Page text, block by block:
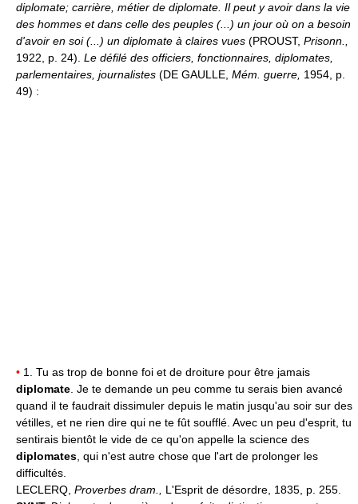
diplomate; carrière, métier de diplomate. Il peut y avoir dans la vie
des hommes et dans celle des peuples (...) un jour où on a besoin
d'avoir en soi (...) un diplomate à claires vues (PROUST, Prisonn.,
1922, p. 24). Le défilé des officiers, fonctionnaires, diplomates,
parlementaires, journalistes (DE GAULLE, Mém. guerre, 1954, p.
49) :
• 1. Tu as trop de bonne foi et de droiture pour être jamais
diplomate . Je te demande un peu comme tu serais bien avancé
quand il te faudrait dissimuler depuis le matin jusqu'au soir sur des
vétilles, et ne rien dire qui ne te fût soufflé. Avec un peu d'esprit, tu
sentirais bientôt le vide de ce qu'on appelle la science des
diplomates , qui n'est autre chose que l'art de prolonger les
difficultés.
LECLERQ, Proverbes dram., L'Esprit de désordre, 1835, p. 255.